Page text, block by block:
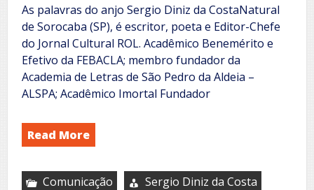
As palavras do anjo Sergio Diniz da CostaNatural
de Sorocaba (SP), é escritor, poeta e Editor-Chefe
do Jornal Cultural ROL. Acadêmico Benemérito e
Efetivo da FEBACLA; membro fundador da
Academia de Letras de São Pedro da Aldeia –
ALSPA; Acadêmico Imortal Fundador
Read More
Comunicação
Sergio Diniz da Costa